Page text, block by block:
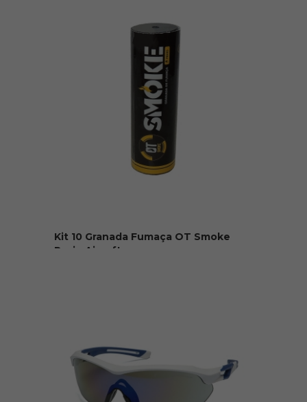
Kit 10 Granada Fumaça OT Smoke
Pavio Airsoft